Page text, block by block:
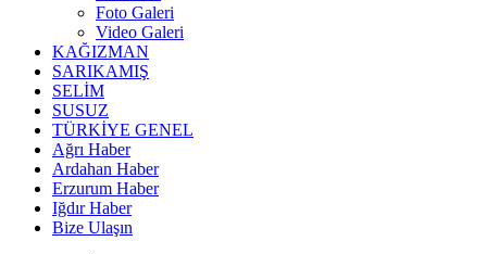
Foto Galeri
Video Galeri
KAĞIZMAN
SARIKAMIŞ
SELİM
SUSUZ
TÜRKİYE GENEL
Ağrı Haber
Ardahan Haber
Erzurum Haber
Iğdır Haber
Bize Ulaşın